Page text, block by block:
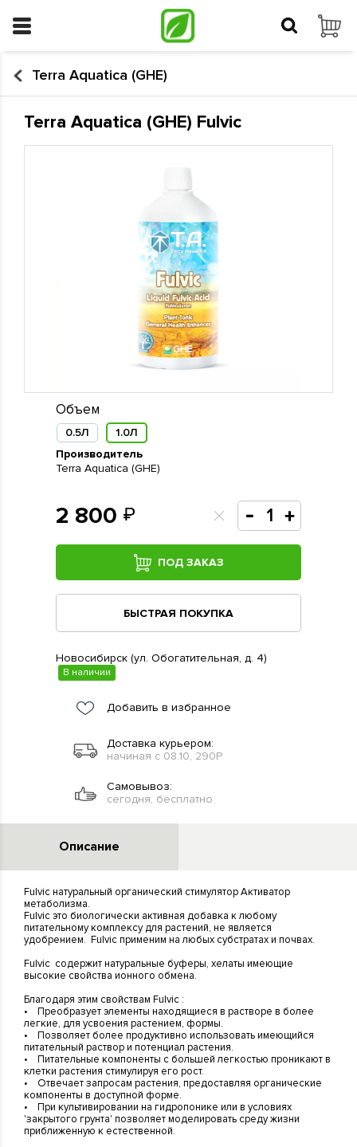
Terra Aquatica (GHE)
Terra Aquatica (GHE) Fulvic
Объем
0.5Л
1.0Л
Производитель
Terra Aquatica (GHE)
2 800
ПОД ЗАКАЗ
БЫСТРАЯ ПОКУПКА
Новосибирск (ул. Обогатительная, д. 4)
В наличии
Добавить в избранное
Доставка курьером:
начиная с 08.10, 290Р
Самовывоз:
сегодня, бесплатно
Описание
Fulvic натуральный органический стимулятор Активатор
метаболизма.
Fulvic это биологически активная добавка к любому
питательному комплексу для растений, не является
удобрением. Fulvic применим на любых субстратах и почвах.
Fulvic содержит натуральные буферы, хелаты имеющие
высокие свойства ионного обмена.
Благодаря этим свойствам Fulvic :
• Преобразует элементы находящиеся в растворе в более
легкие, для усвоения растением, формы.
• Позволяет более продуктивно использовать имеющийся
питательный раствор и потенциал растения.
• Питательные компоненты с большей легкостью проникают в
клетки растения стимулируя его рост.
• Отвечает запросам растения, предоставляя органические
компоненты в доступной форме.
• При культивировании на гидропонике или в условиях
'закрытого грунта' позволяет моделировать среду жизни
приближенную к естественной.